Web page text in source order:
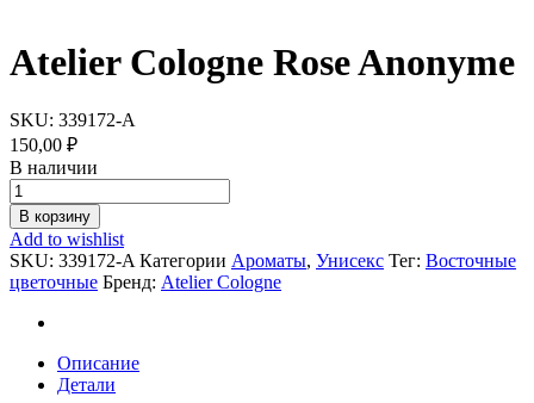
Atelier Cologne Rose Anonyme
SKU: 339172-A
150,00 ₽
В наличии
Atelier
Cologne
Rose
Anonyme
quantity
В корзину
Add to wishlist
SKU: 339172-A Категории Ароматы, Унисекс Тег: Восточные
цветочные Бренд: Atelier Cologne
Описание
Детали